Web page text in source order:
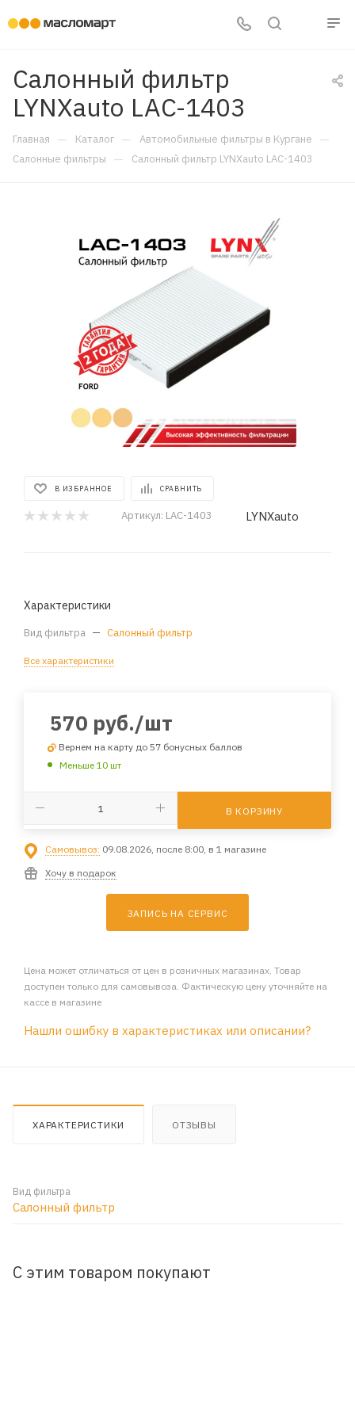
Салонный фильтр
LYNXauto LAC-1403
Главная — Каталог — Автомобильные фильтры в Кургане —
Салонные фильтры — Салонный фильтр LYNXauto LAC-1403
В ИЗБРАННОЕ СРАВНИТЬ
Артикул: LAC-1403 LYNXauto
Характеристики
Вид фильтра — Салонный фильтр
Все характеристики
570 руб./шт
Вернем на карту до 57 бонусных баллов
Меньше 10 шт
В КОРЗИНУ
Самовывоз: 09.08.2026, после 8:00, в 1 магазине
Хочу в подарок
ЗАПИСЬ НА СЕРВИС
Цена может отличаться от цен в розничных магазинах. Товар
доступен только для самовывоза. Фактическую цену уточняйте на
кассе в магазине
Нашли ошибку в характеристиках или описании?
ХАРАКТЕРИСТИКИ ОТЗЫВЫ
Вид фильтра
Салонный фильтр
С этим товаром покупают